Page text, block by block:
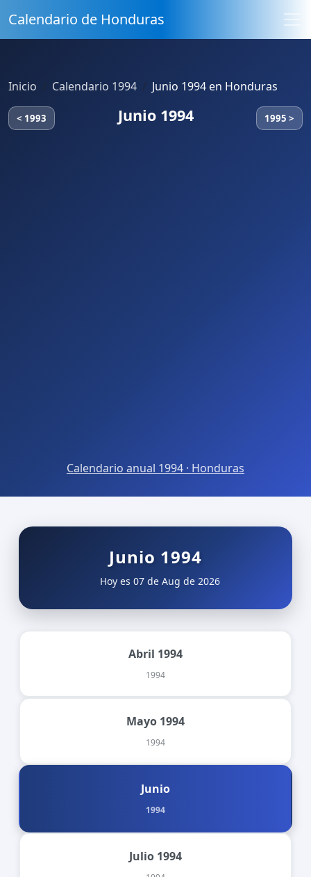
Calendario de Honduras
Inicio Calendario 1994 Junio 1994 en Honduras
< 1993 Junio 1994 1995 >
Calendario anual 1994 · Honduras
Junio 1994
Hoy es 07 de Aug de 2026
Abril 1994
1994
Mayo 1994
1994
Junio
1994
Julio 1994